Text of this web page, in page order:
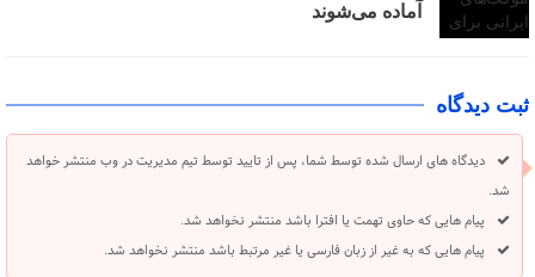
آماده می‌شوند
ثبت دیدگاه
دیدگاه های ارسال شده توسط شما، پس از تایید توسط تیم مدیریت در وب منتشر خواهد
شد.
پیام هایی که حاوی تهمت یا افترا باشد منتشر نخواهد شد.
پیام هایی که به غیر از زبان فارسی یا غیر مرتبط باشد منتشر نخواهد شد.